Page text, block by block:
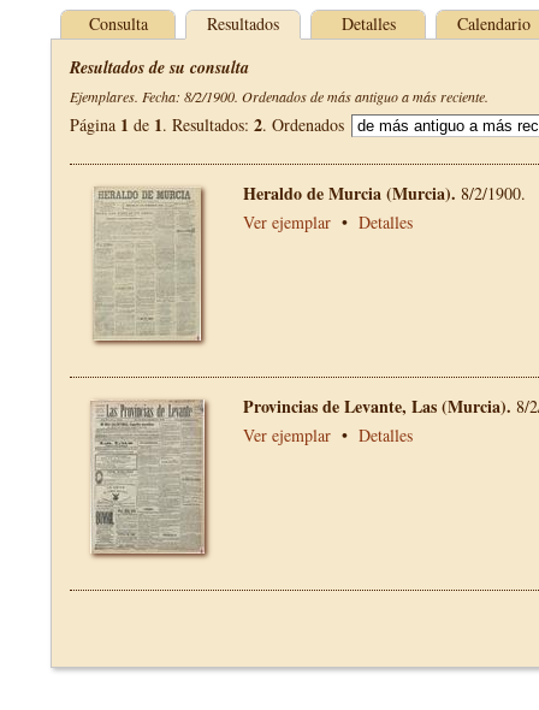
Consulta Resultados Detalles Calendario
Resultados de su consulta
Ejemplares. Fecha: 8/2/1900. Ordenados de más antiguo a más reciente.
Página 1 de 1. Resultados: 2. Ordenados
Heraldo de Murcia (Murcia). 8/2/1900.
Ver ejemplar • Detalles
Provincias de Levante, Las (Murcia). 8/
Ver ejemplar • Detalles